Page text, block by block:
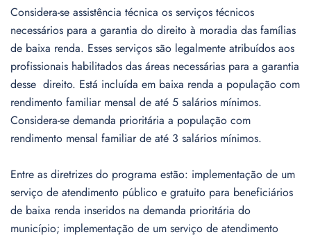
Considera-se assistência técnica os serviços técnicos
necessários para a garantia do direito à moradia das famílias
de baixa renda. Esses serviços são legalmente atribuídos aos
profissionais habilitados das áreas necessárias para a garantia
desse direito. Está incluída em baixa renda a população com
rendimento familiar mensal de até 5 salários mínimos.
Considera-se demanda prioritária a população com
rendimento mensal familiar de até 3 salários mínimos.
Entre as diretrizes do programa estão: implementação de um
serviço de atendimento público e gratuito para beneficiários
de baixa renda inseridos na demanda prioritária do
município; implementação de um serviço de atendimento